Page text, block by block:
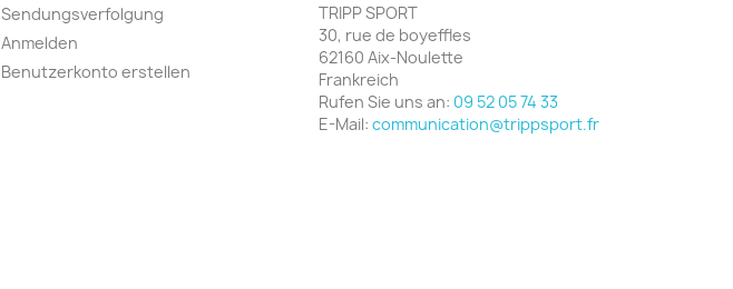
Sendungsverfolgung
Anmelden
Benutzerkonto erstellen
TRIPP SPORT
30, rue de boyeffles
62160 Aix-Noulette
Frankreich
Rufen Sie uns an: 09 52 05 74 33
E-Mail: communication@trippsport.fr